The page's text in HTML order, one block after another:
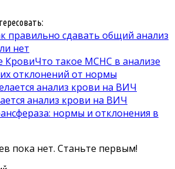
правильно сдавать общий анализ
нет
Что такое MCHC в анализе
отклонений от нормы
анализ крови на ВИЧ
нормы и отклонения в
пока нет. Станьте первым!